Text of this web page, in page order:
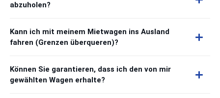
abzuholen?
Kann ich mit meinem Mietwagen ins Ausland
fahren (Grenzen überqueren)?
Können Sie garantieren, dass ich den von mir
gewählten Wagen erhalte?